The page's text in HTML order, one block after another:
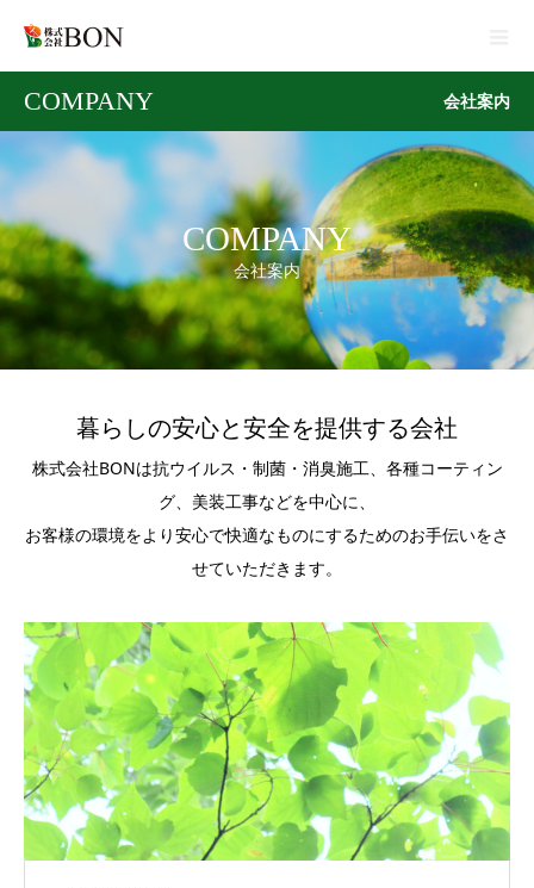
COMPANY 会社案内
COMPANY
会社案内
暮らしの安心と安全を提供する会社
株式会社BONは抗ウイルス・制菌・消臭施工、各種コーティン
グ、美装工事などを中心に、
お客様の環境をより安心で快適なものにするためのお手伝いをさ
せていただきます。